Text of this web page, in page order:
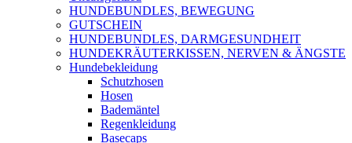
HUNDEBUNDLES, BEWEGUNG
GUTSCHEIN
HUNDEBUNDLES, DARMGESUNDHEIT
HUNDEKRÄUTERKISSEN, NERVEN & ÄNGSTE
Hundebekleidung
Schutzhosen
Hosen
Bademäntel
Regenkleidung
Basecaps